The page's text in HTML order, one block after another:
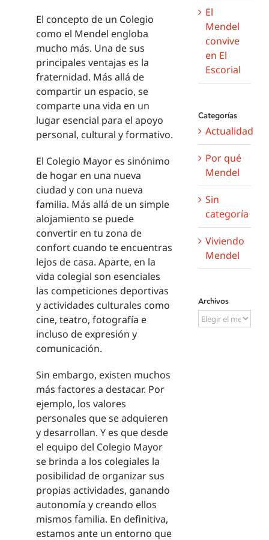
El concepto de un Colegio
como el Mendel engloba
mucho más. Una de sus
principales ventajas es la
fraternidad. Más allá de
compartir un espacio, se
comparte una vida en un
lugar esencial para el apoyo
personal, cultural y formativo.
El Colegio Mayor es sinónimo
de hogar en una nueva
ciudad y con una nueva
familia. Más allá de un simple
alojamiento se puede
convertir en tu zona de
confort cuando te encuentras
lejos de casa. Aparte, en la
vida colegial son esenciales
las competiciones deportivas
y actividades culturales como
cine, teatro, fotografía e
incluso de expresión y
comunicación.
Sin embargo, existen muchos
más factores a destacar. Por
ejemplo, los valores
personales que se adquieren
y desarrollan. Y es que desde
el equipo del Colegio Mayor
se brinda a los colegiales la
posibilidad de organizar sus
propias actividades, ganando
autonomía y creando ellos
mismos familia. En definitiva,
estamos ante un entorno que
El
Mendel
convive
en El
Escorial
Categorías
Actualidad
Por qué
Mendel
Sin
categoría
Viviendo
Mendel
Archivos
Archivos